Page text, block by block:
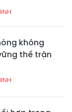
không
thế trận